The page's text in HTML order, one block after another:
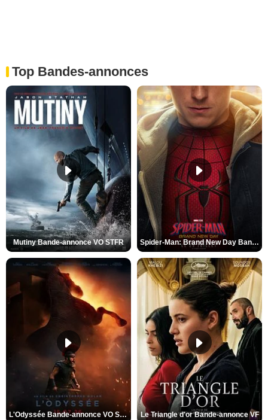
Top Bandes-annonces
Mutiny Bande-annonce VO STFR Spider-Man: Brand New Day Bande-annonce VO STFR
L'Odyssée Bande-annonce VO STFR Le Triangle d'or Bande-annonce VF